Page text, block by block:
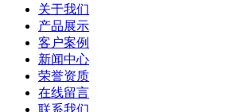
关于我们
产品展示
客户案例
新闻中心
荣誉资质
在线留言
联系我们